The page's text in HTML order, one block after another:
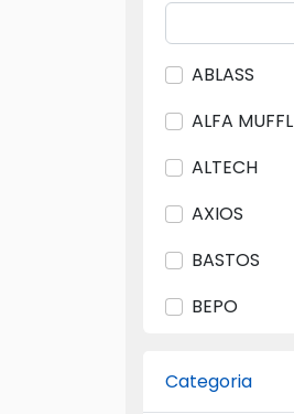
ABLASS
ALFA MUFFL
ALTECH
AXIOS
BASTOS
BEPO
CITROEN
Categoria